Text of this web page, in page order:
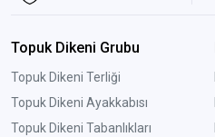
Topuk Dikeni Grubu
Topuk Dikeni Terliği
Topuk Dikeni Ayakkabısı
Topuk Dikeni Tabanlıkları